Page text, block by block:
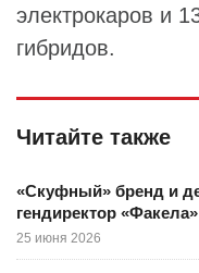
электрокаров и
гибридов.
Читайте также
«Скуфный» бренд и
гендиректор
25 июня 2026